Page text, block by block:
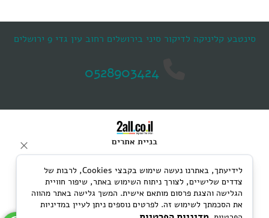
סינטבע קליניקה לדיקור סיני בירושלים רחוב עין גדי 9 ירושלים
0528903424
בניית אתרים
לידיעתך, באתרנו נעשה שימוש בקבצי Cookies, לרבות של
צדדים שלישיים, לצורך ניתוח השימוש באתר, שיפור חוויית
הגלישה והצגת פרסום מותאם אישית. המשך גלישה באתר מהווה
את הסכמתך לשימוש זה. לפרטים נוספים ניתן לעיין במדיניות